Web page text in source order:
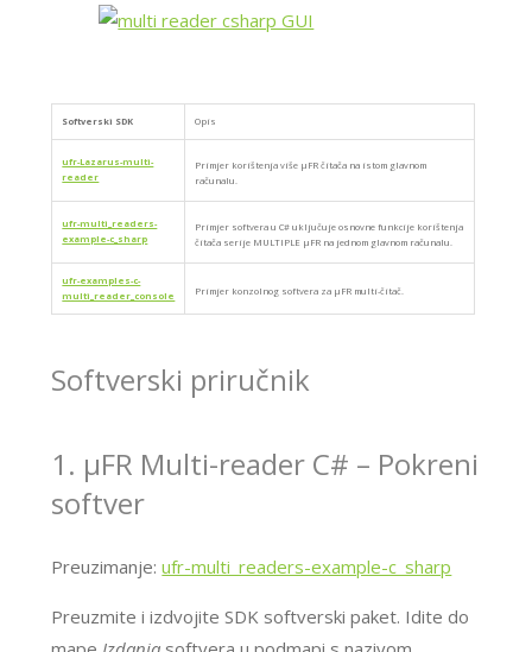
Softverski SDK Opis
ufr-Lazarus-multi-
reader
Primjer korištenja više μFR čitača na istom glavnom
računalu.
ufr-multi_readers-
example-c_sharp
Primjer softvera u C# uključuje osnovne funkcije korištenja
čitača serije MULTIPLE μFR na jednom glavnom računalu.
ufr-examples-c-
multi_reader_console
Primjer konzolnog softvera za μFR multi-čitač.
Softverski priručnik
1. μFR Multi-reader C# – Pokreni
softver
Preuzimanje:ufr-multi_readers-example-c_sharp
Preuzmite i izdvojite SDK softverski paket. Idite do